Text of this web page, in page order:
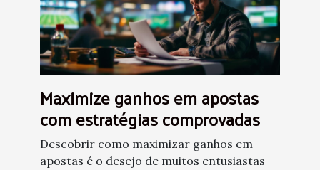
Maximize ganhos em apostas
com estratégias comprovadas
Descobrir como maximizar ganhos em
apostas é o desejo de muitos entusiastas